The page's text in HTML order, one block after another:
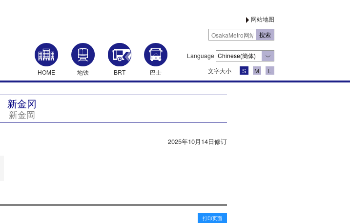
HOME 地铁 BRT 巴士
网站地图
Language
文字大小
S M L
新金冈
新金岡
2025年10月14日修订